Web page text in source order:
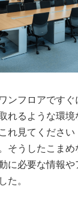
ンフロアですぐ
れるような環
れ見てください
そうしたこま
に必要な情報
た。